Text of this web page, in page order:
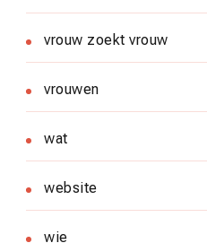
vrouw zoekt vrouw
vrouwen
wat
website
wie